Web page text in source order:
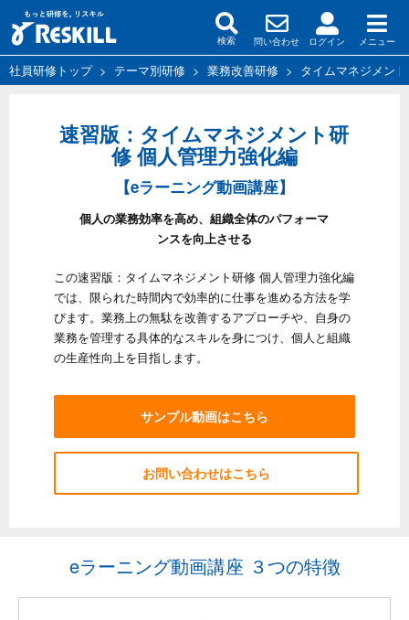
検索 問い合わせ ログイン メニュー
社員研修トップ> テーマ別研修 > 業務改善研修 > タイムマネジメン
速習版：タイムマネジメント研
修 個人管理力強化編
【eラーニング動画講座】
個人の業務効率を高め、組織全体のパフォーマ
ンスを向上させる
この速習版：タイムマネジメント研修 個人管理力強化編
では、限られた時間内で効率的に仕事を進める方法を学
びます。業務上の無駄を改善するアプローチや、自身の
業務を管理する具体的なスキルを身につけ、個人と組織
の生産性向上を目指します。
サンプル動画はこちら
お問い合わせはこちら
eラーニング動画講座 ３つの特徴